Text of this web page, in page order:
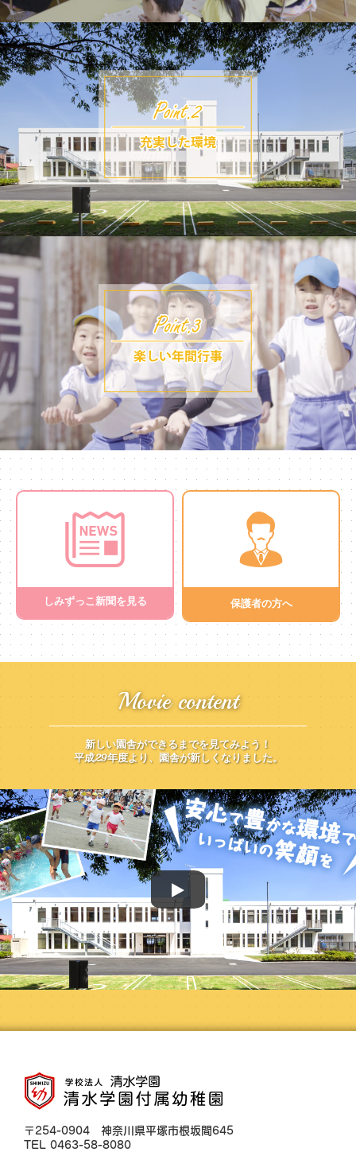
しみずっこ新聞を見る 保護者の方へ
Movie content
新しい園舎ができるまでを見てみよう！
平成29年度より、園舎が新しくなりました。
〒254-0904 神奈川県平塚市根坂間645
TEL 0463-58-8080